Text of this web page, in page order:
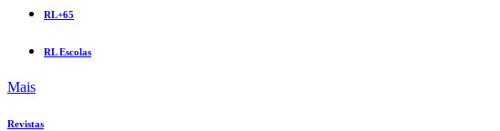
RL+65
RL Escolas
Mais
Revistas